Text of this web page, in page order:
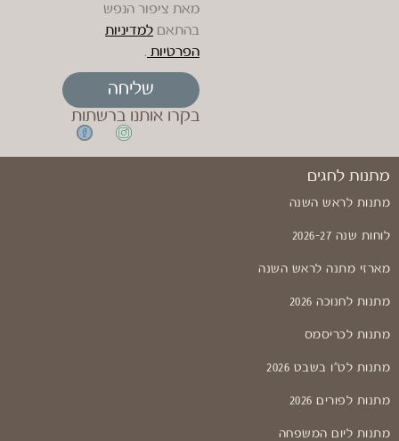
מאת ציפור הנפש
בהתאם למדיניות
הפרטיות .
שליחה
בקרו אותנו ברשתות
מתנות לחגים
מתנות לראש השנה
לוחות שנה 2026-27
מארזי מתנה לראש השנה
מתנות לחנוכה 2026
מתנות לכריסמס
מתנות לט"ו בשבט 2026
מתנות לפורים 2026
מתנות ליום המשפחה